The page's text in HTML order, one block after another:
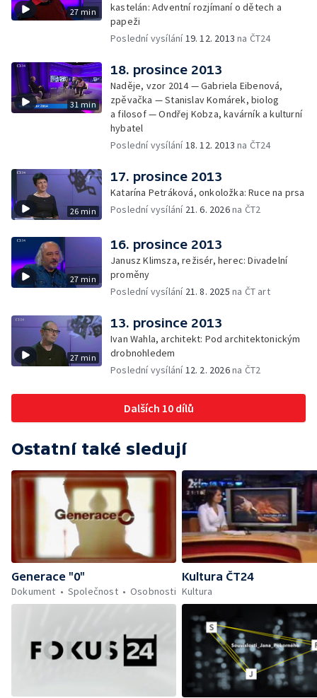
27 min
kastelán: Adventní rozjímaní o dětech a
papeži
Poslední vysílání19. 12. 2013 na ČT24
31 min
18. prosince 2013
Naděje, vzor 2014 — Gabriela Eibenová,
zpěvačka — Stanislav Komárek, biolog
a filosof — Ondřej Kobza, kavárník a kulturní
hybatel
Poslední vysílání18. 12. 2013 na ČT24
26 min
17. prosince 2013
Katarína Petráková, onkoložka: Ruce na prsa
Poslední vysílání 21. 6. 2026na ČT2
27 min
16. prosince 2013
Janusz Klimsza, režisér, herec: Divadelní
proměny
Poslední vysílání 21. 8. 2025 na ČT art
27 min
13. prosince 2013
Ivan Wahla, architekt: Pod architektonickým
drobnohledem
Poslední vysílání12. 2. 2026na ČT2
Dalších 10 dílů
Ostatní také sledují
Generace "0"
Dokument
Společnost Osobnosti
Kultura ČT24
Kultura